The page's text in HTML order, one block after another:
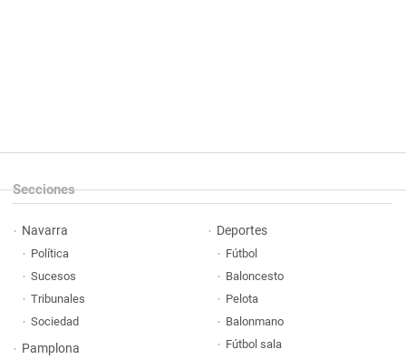
Secciones
Navarra
Política
Sucesos
Tribunales
Sociedad
Pamplona
Deportes
Fútbol
Baloncesto
Pelota
Balonmano
Fútbol sala